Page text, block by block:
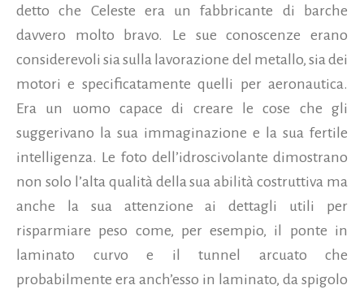
detto che Celeste era un fabbricante di barche
davvero molto bravo. Le sue conoscenze erano
considerevoli sia sulla lavorazione del metallo, sia dei
motori e specificatamente quelli per aeronautica.
Era un uomo capace di creare le cose che gli
suggerivano la sua immaginazione e la sua fertile
intelligenza. Le foto dell’idroscivolante dimostrano
non solo l’alta qualità della sua abilità costruttiva ma
anche la sua attenzione ai dettagli utili per
risparmiare peso come, per esempio, il ponte in
laminato curvo e il tunnel arcuato che
probabilmente era anch’esso in laminato, da spigolo